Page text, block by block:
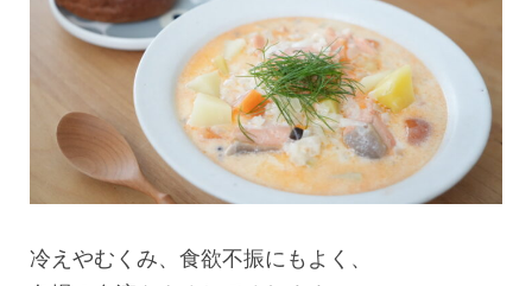
冷えやむくみ、食欲不振にもよく、